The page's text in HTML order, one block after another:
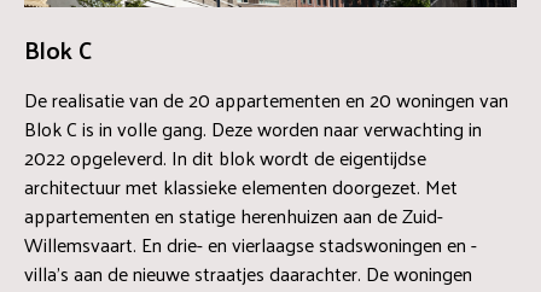
Blok C
De realisatie van de 20 appartementen en 20 woningen van
Blok C is in volle gang. Deze worden naar verwachting in
2022 opgeleverd. In dit blok wordt de eigentijdse
architectuur met klassieke elementen doorgezet. Met
appartementen en statige herenhuizen aan de Zuid-
Willemsvaart. En drie- en vierlaagse stadswoningen en -
villa’s aan de nieuwe straatjes daarachter. De woningen